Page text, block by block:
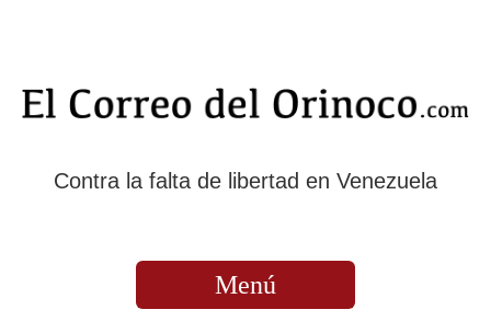
Contra la falta de libertad en Venezuela
Menú